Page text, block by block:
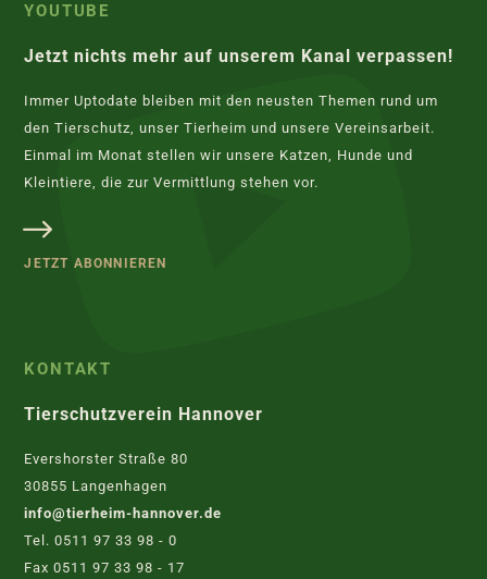
YOUTUBE
Jetzt nichts mehr auf unserem Kanal verpassen!
Immer Uptodate bleiben mit den neusten Themen rund um
den Tierschutz, unser Tierheim und unsere Vereinsarbeit.
Einmal im Monat stellen wir unsere Katzen, Hunde und
Kleintiere, die zur Vermittlung stehen vor.
JETZT ABONNIEREN
KONTAKT
Tierschutzverein Hannover
Evershorster Straße 80
30855 Langenhagen
info@tierheim-hannover.de
Tel. 0511 97 33 98 - 0
Fax 0511 97 33 98 - 17